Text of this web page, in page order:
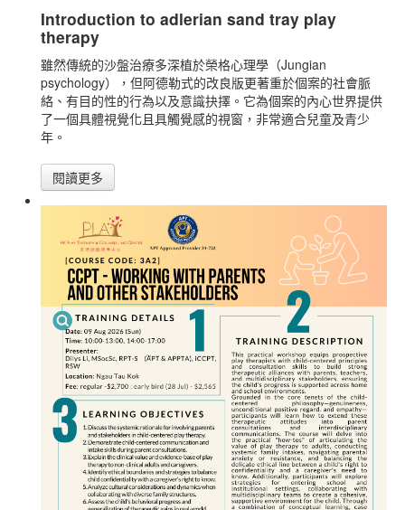
Introduction to adlerian sand tray play
therapy
雖然傳統的沙盤治療多深植於榮格心理學（Jungian
psychology），但阿德勒式的改良版更著重於個案的社會脈
絡、有目的性的行為以及意識抉擇。它為個案的內心世界提供
了一個具體視覺化且具觸覺感的視窗，非常適合兒童及青少
年。
閱讀更多